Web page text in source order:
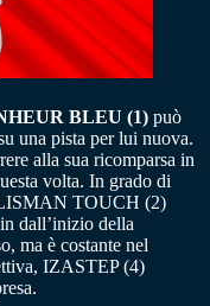
BLEU (1) può
una pista per lui nuova.
alla sua ricomparsa in
volta. In grado di
TOUCH (2)
dall’inizio della
ma è costante nel
IZASTEP (4)